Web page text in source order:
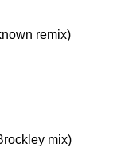
remix)
mix)